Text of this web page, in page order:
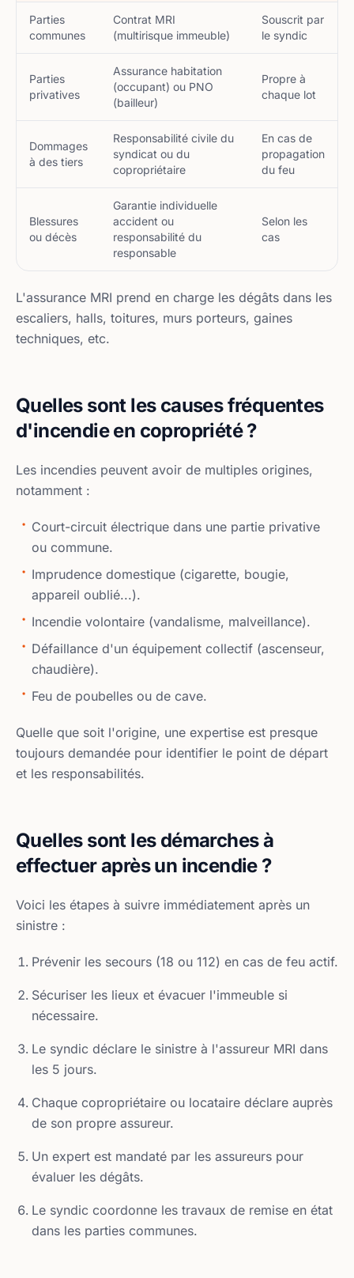
Parties
communes
Contrat MRI
(multirisque immeuble)
Souscrit par
le syndic
Parties
privatives
Assurance habitation
(occupant) ou PNO
(bailleur)
Propre à
chaque lot
Dommages
à des tiers
Responsabilité civile du
syndicat ou du
copropriétaire
En cas de
propagation
du feu
Blessures
ou décès
Garantie individuelle
accident ou
responsabilité du
responsable
Selon les
cas
L'assurance MRI prend en charge les dégâts dans les
escaliers, halls, toitures, murs porteurs, gaines
techniques, etc.
Quelles sont les causes fréquentes
d'incendie en copropriété ?
Les incendies peuvent avoir de multiples origines,
notamment :
Court-circuit électrique dans une partie privative
ou commune.
Imprudence domestique (cigarette, bougie,
appareil oublié...).
Incendie volontaire (vandalisme, malveillance).
Défaillance d'un équipement collectif (ascenseur,
chaudière).
Feu de poubelles ou de cave.
Quelle que soit l'origine, une expertise est presque
toujours demandée pour identifier le point de départ
et les responsabilités.
Quelles sont les démarches à
effectuer après un incendie ?
Voici les étapes à suivre immédiatement après un
sinistre :
Prévenir les secours (18 ou 112) en cas de feu actif.
Sécuriser les lieux et évacuer l'immeuble si
nécessaire.
Le syndic déclare le sinistre à l'assureur MRI dans
les 5 jours.
Chaque copropriétaire ou locataire déclare auprès
de son propre assureur.
Un expert est mandaté par les assureurs pour
évaluer les dégâts.
Le syndic coordonne les travaux de remise en état
dans les parties communes.